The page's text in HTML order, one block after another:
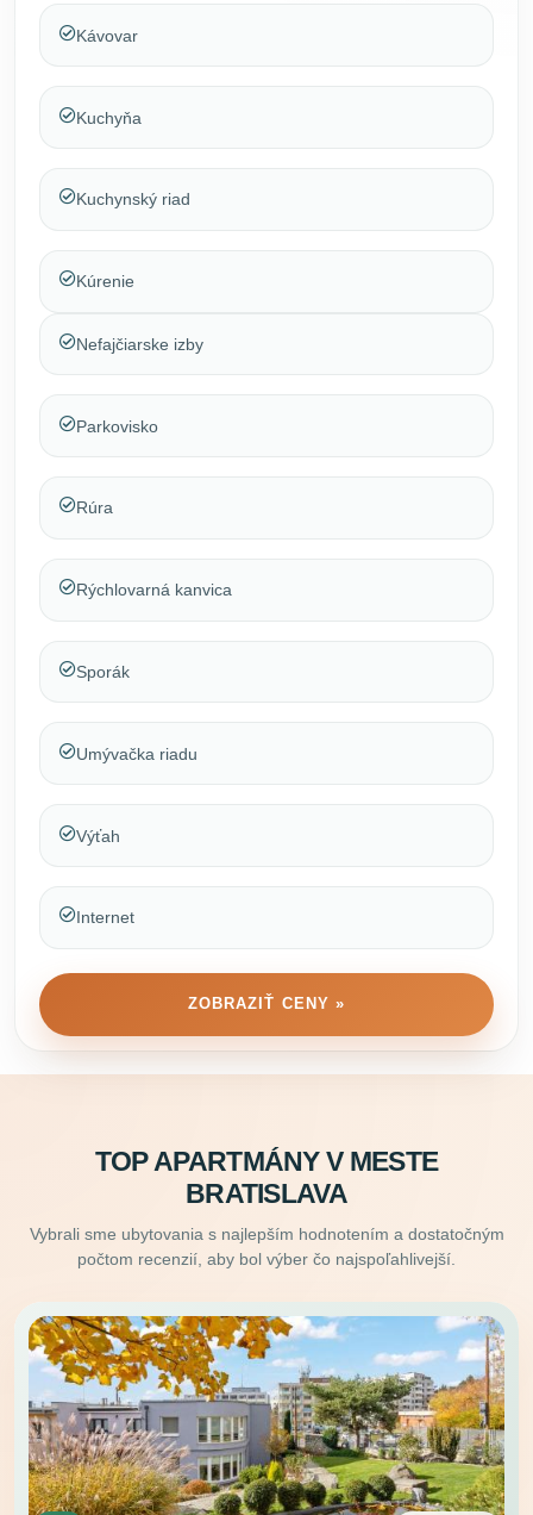
Kávovar
Kuchyňa
Kuchynský riad
Kúrenie
Nefajčiarske izby
Parkovisko
Rúra
Rýchlovarná kanvica
Sporák
Umývačka riadu
Výťah
Internet
ZOBRAZIŤ CENY »
TOP APARTMÁNY V MESTE
BRATISLAVA
Vybrali sme ubytovania s najlepším hodnotením a dostatočným
počtom recenzií, aby bol výber čo najspoľahlivejší.